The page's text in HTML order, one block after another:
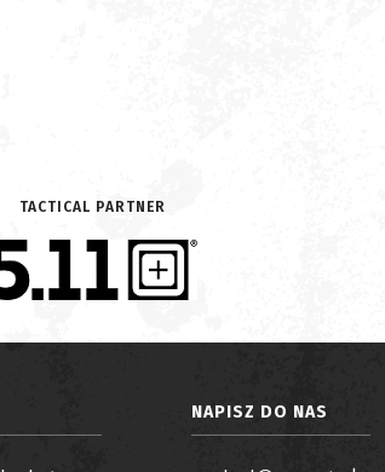
TACTICAL PARTNER
NAPISZ DO NAS